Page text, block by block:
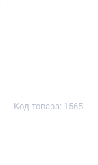
Код товара: 1565